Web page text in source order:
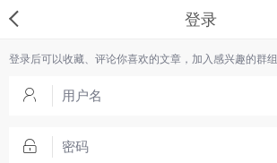
登录
登录后可以收藏、评论你喜欢的文章，加入感兴趣的群组